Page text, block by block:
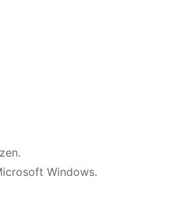
Windows.